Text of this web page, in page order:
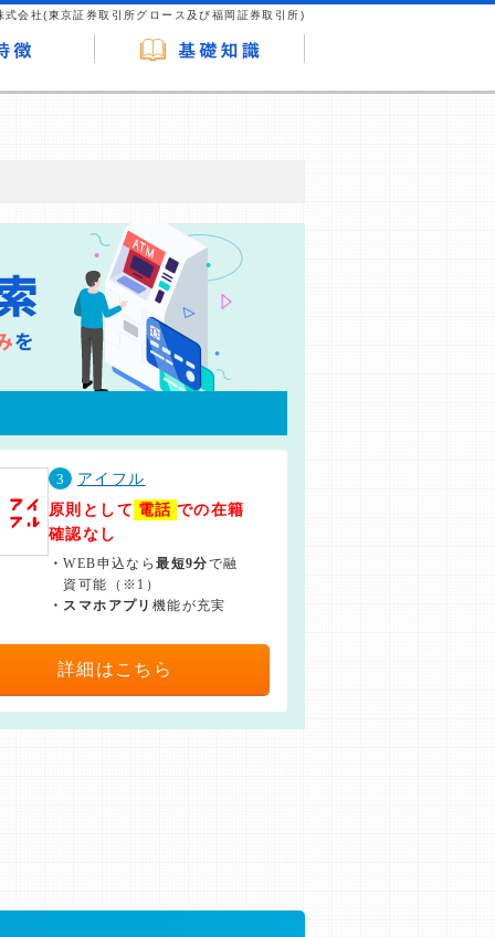
式会社(東京証券取引所グロース及び福岡証券取引所)
く、当編集部の調査／ユーザーへの口コ
3
アイフル
原則として 電話 での在籍
確認なし
・WEB申込なら最短9分で融
資可能（※1）
・ スマホアプリ 機能が充実
詳細はこちら